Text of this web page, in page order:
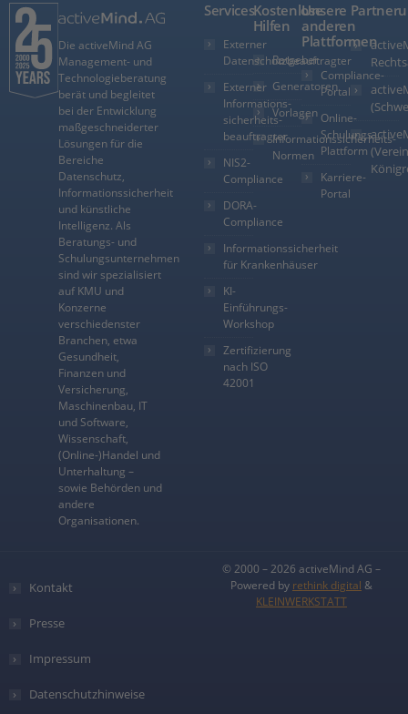
Die activeMind AG
Management- und
Technologieberatung
berät und begleitet
bei der Entwicklung
maßgeschneiderter
Lösungen für die
Bereiche
Datenschutz,
Informationssicherheit
und künstliche
Intelligenz. Als
Beratungs- und
Schulungsunternehmen
sind wir spezialisiert
auf KMU und
Konzerne
verschiedenster
Branchen, etwa
Gesundheit,
Finanzen und
Versicherung,
Maschinenbau, IT
und Software,
Wissenschaft,
(Online-)Handel und
Unterhaltung –
sowie Behörden und
andere
Organisationen.
Services
Externer
Datenschutzbeauftragter
Externer
Informations­
sicherheits­
beauftragter
NIS2-
Compliance
DORA-
Compliance
Informationssicherheit
für Krankenhäuser
KI-
Einführungs-
Workshop
Zertifizierung
nach ISO
42001
Kostenlose
Hilfen
Ratgeber
Generatoren
Vorlagen
Informationssicherheits-
Normen
Unsere
anderen
Plattformen
Compliance-
Portal
Online-
Schulungs-
Plattform
Karriere-
Portal
Kontakt
Presse
Impressum
Datenschutzhinweise
© 2000 – 2026 activeMind AG –
Powered by rethink digital &
KLEINWERKSTATT